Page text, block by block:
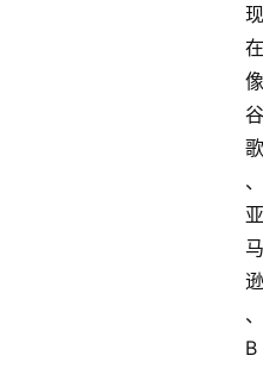
现
在
像
谷
歌
、
亚
马
逊
、
B